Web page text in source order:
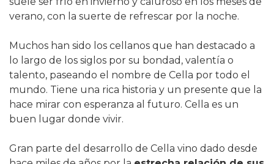
verano, con la suerte de refrescar por la noche.
Muchos han sido los cellanos que han destacado a
lo largo de los siglos por su bondad, valentía o
talento, paseando el nombre de Cella por todo el
mundo. Tiene una rica historia y un presente que la
hace mirar con esperanza al futuro. Cella es un
buen lugar donde vivir.
Gran parte del desarrollo de Cella vino dado desde